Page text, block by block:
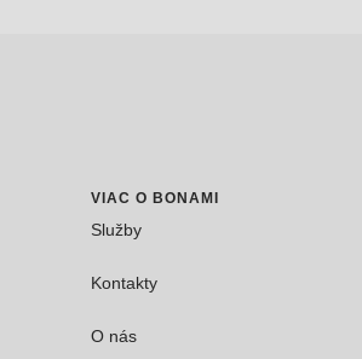
VIAC O BONAMI
Služby
Kontakty
O nás